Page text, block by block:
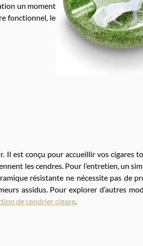
un moment
fonctionnel, le
Il est conçu pour accueillir vos cigares
les cendres. Pour l’entretien, un
résistante ne nécessite pas de
assidus. Pour explorer d’autres
de cendrier cigare.